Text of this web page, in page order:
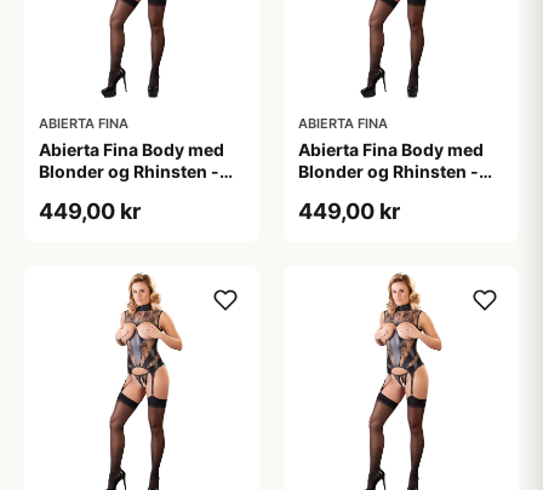
ABIERTA FINA
Abierta Fina Body med
Blonder og Rhinsten -
449,00 kr
ABIERTA FINA
Abierta Fina Body med
Blonder og Rhinsten -
449,00 kr